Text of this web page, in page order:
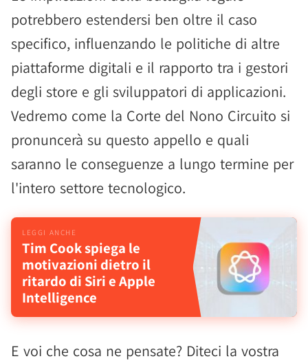
potrebbero estendersi ben oltre il caso
specifico, influenzando le politiche di altre
piattaforme digitali e il rapporto tra i gestori
degli store e gli sviluppatori di applicazioni.
Vedremo come la Corte del Nono Circuito si
pronuncerà su questo appello e quali
saranno le conseguenze a lungo termine per
l'intero settore tecnologico.
Tim Cook spiega le
motivazioni dietro il
ritardo di Siri e Apple
Intelligence
E voi che cosa ne pensate? Diteci la vostra